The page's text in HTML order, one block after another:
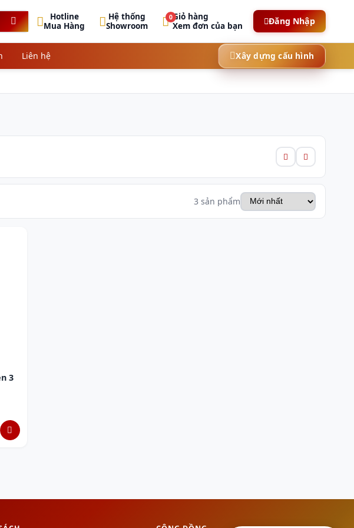
Hotline
Mua Hàng
Hệ thống
Showroom
0Giỏ hàng
Xem đơn của bạn
Đăng Nhập
Liên hệ Xây dựng cấu hình
3 sản phẩm
3